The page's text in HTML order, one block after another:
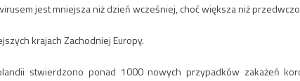
jest mniejsza niż dzień wcześniej, choć większa niż
krajach Zachodniej Europy.
stwierdzono ponad 1000 nowych przypadków zakażeń